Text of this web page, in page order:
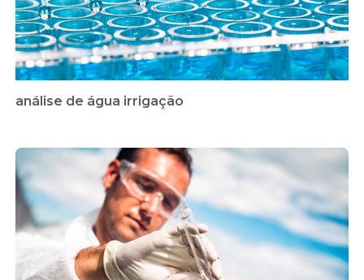
análise de água irrigação